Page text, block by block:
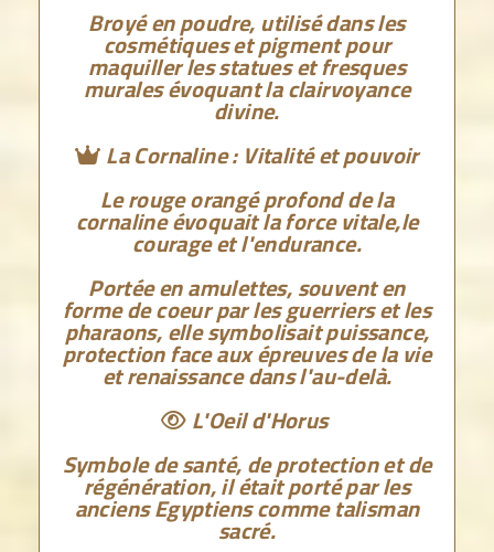
Broyé en poudre, utilisé dans les
cosmétiques et pigment pour
maquiller les statues et fresques
murales évoquant la clairvoyance
divine.
 La Cornaline : Vitalité et pouvoir
Le rouge orangé profond de la
cornaline évoquait la force vitale,le
courage et l'endurance.
Portée en amulettes, souvent en
forme de coeur par les guerriers et les
pharaons, elle symbolisait puissance,
protection face aux épreuves de la vie
et renaissance dans l'au-delà.
 L'Oeil d'Horus
Symbole de santé, de protection et de
régénération, il était porté par les
anciens Egyptiens comme talisman
sacré.